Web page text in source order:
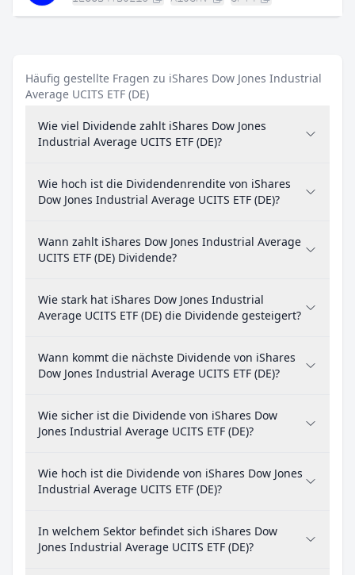
Häufig gestellte Fragen zu iShares Dow Jones Industrial
Average UCITS ETF (DE)
Wie viel Dividende zahlt iShares Dow Jones
Industrial Average UCITS ETF (DE)?
Wie hoch ist die Dividendenrendite von iShares
Dow Jones Industrial Average UCITS ETF (DE)?
Wann zahlt iShares Dow Jones Industrial Average
UCITS ETF (DE) Dividende?
Wie stark hat iShares Dow Jones Industrial
Average UCITS ETF (DE) die Dividende gesteigert?
Wann kommt die nächste Dividende von iShares
Dow Jones Industrial Average UCITS ETF (DE)?
Wie sicher ist die Dividende von iShares Dow
Jones Industrial Average UCITS ETF (DE)?
Wie hoch ist die Dividende von iShares Dow Jones
Industrial Average UCITS ETF (DE)?
In welchem Sektor befindet sich iShares Dow
Jones Industrial Average UCITS ETF (DE)?